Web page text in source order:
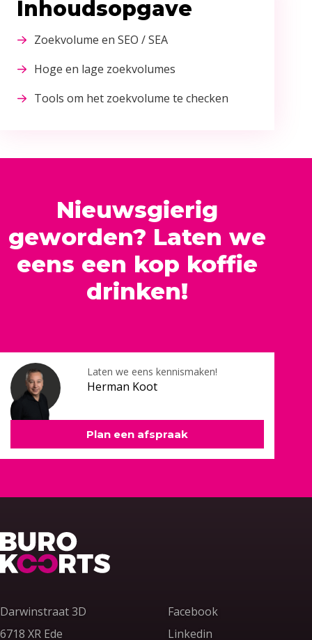
Inhoudsopgave
Zoekvolume en SEO / SEA
Hoge en lage zoekvolumes
Tools om het zoekvolume te checken
Nieuwsgierig
geworden? Laten we
eens een kop koffie
drinken!
Herman Koot
Laten we eens kennismaken!
Plan een afspraak
Terug naar home
Darwinstraat 3D
6718 XR Ede
Facebook
Linkedin